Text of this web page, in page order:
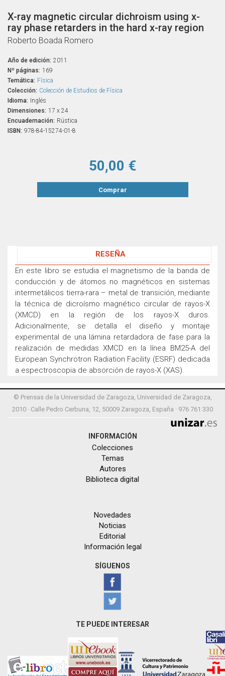
X-ray magnetic circular dichroism using x-
ray phase retarders in the hard x-ray region
Roberto Boada Romero
Año de edición: 2011
Nº páginas: 169
Temática: Física
Colección: Colección de Estudios de Física
Idioma:
Inglés
Dimensiones: 17 x 24
Encuadernación: Rústica
ISBN: 978-84-15274-01-8
50,00 €
Comprar
RESEÑA
En este libro se estudia el magnetismo de la banda de
conducción y de átomos no magnéticos en sistemas
intermetálicos tierra-rara – metal de transición, mediante
la técnica de dicroísmo magnético circular de rayos-X
(XMCD) en la región de los rayos-X duros.
Adicionalmente, se detalla el diseño y montaje
experimental de una lámina retardadora de fase para la
realización de medidas XMCD en la línea BM25-A del
European Synchrotron Radiation Facility (ESRF) dedicada
a espectroscopia de absorción de rayos-X (XAS).
© Prensas de la Universidad de Zaragoza, Universidad de Zaragoza,
2010 · Calle Pedro Cerbuna, 12, 50009 Zaragoza, España · 976 761 330
INFORMACIÓN
Colecciones
Temas
Autores
Biblioteca digital
Novedades
Noticias
Editorial
Información legal
SÍGUENOS
TE PUEDE INTERESAR